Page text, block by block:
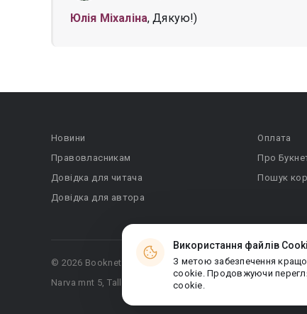
Юлія Міхаліна, Дякую!)
Використання файлів
З метою забезпечення
cookie. Продовжуючи
cookie.
Новини
Правовласникам
Довідка для читача
Довідка для автора
Оплата
Про
Пошук
© 2026 Booknet. Всі права захищено.
Narva mnt 5, Tallinn 10117, Естонія